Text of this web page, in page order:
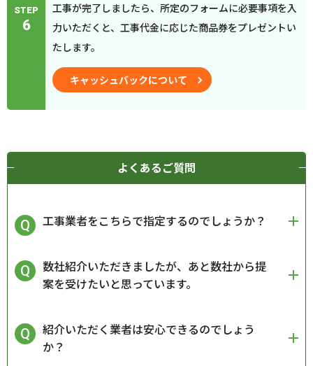
STEP
6
工事が完了しましたら、所定のフォームに必要事項を入
力いただくと、工事代金に応じた商品券をプレゼントい
たします。
キャッシュバックについて
よくあるご質問
工事業者をこちらで指定するのでしょうか？
数社紹介いただきましたが、あと数社から提
案を受けたいと思っています。
紹介いただく業者は安心できるのでしょう
か？